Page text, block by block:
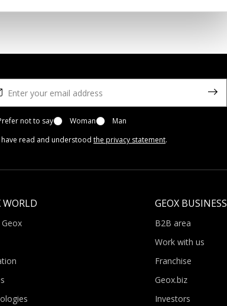
not to say Woman
Man
have read and understood the privacy statement.
WORLD GEOX BUSINESS
B2B area
Work with us
Franchise
Geox.biz
Investors